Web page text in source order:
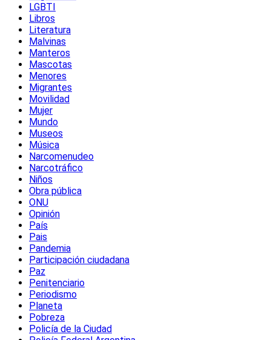
LGBTI
Libros
Literatura
Malvinas
Manteros
Mascotas
Menores
Migrantes
Movilidad
Mujer
Mundo
Museos
Música
Narcomenudeo
Narcotráfico
Niños
Obra pública
ONU
Opinión
País
Pais
Pandemia
Participación ciudadana
Paz
Penitenciario
Periodismo
Planeta
Pobreza
Policía de la Ciudad